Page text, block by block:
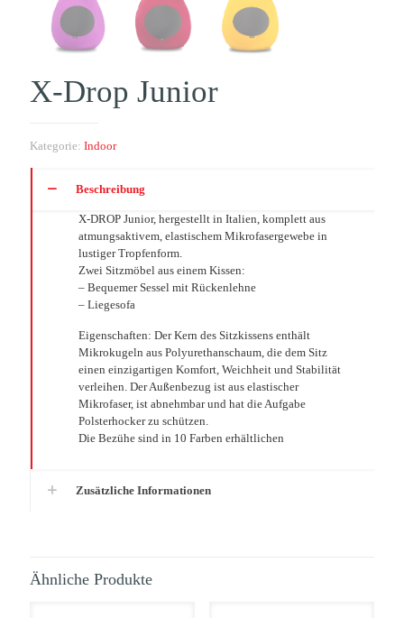
X-Drop Junior
Kategorie: Indoor
Beschreibung
X-DROP Junior, hergestellt in Italien, komplett aus
atmungsaktivem, elastischem Mikrofasergewebe in
lustiger Tropfenform.
Zwei Sitzmöbel aus einem Kissen:
– Bequemer Sessel mit Rückenlehne
– Liegesofa
Eigenschaften: Der Kern des Sitzkissens enthält
Mikrokugeln aus Polyurethanschaum, die dem Sitz
einen einzigartigen Komfort, Weichheit und Stabilität
verleihen. Der Außenbezug ist aus elastischer
Mikrofaser, ist abnehmbar und hat die Aufgabe
Polsterhocker zu schützen.
Die Bezühe sind in 10 Farben erhältlichen
Zusätzliche Informationen
Ähnliche Produkte